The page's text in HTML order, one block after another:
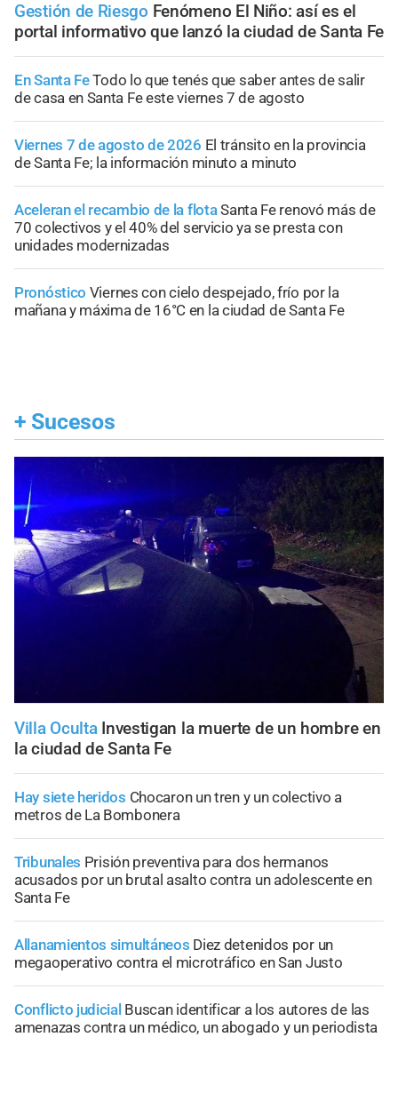
Gestión de Riesgo Fenómeno El Niño: así es el
portal informativo que lanzó la ciudad de Santa Fe
En Santa FeTodo lo que tenés que saber antes de salir
de casa en Santa Fe este viernes 7 de agosto
Viernes 7 de agosto de 2026 El tránsito en la provincia
de Santa Fe; la información minuto a minuto
Aceleran el recambio de la flotaSanta Fe renovó más de
70 colectivos y el 40% del servicio ya se presta con
unidades modernizadas
Pronóstico Viernes con cielo despejado, frío por la
mañana y máxima de 16°C en la ciudad de Santa Fe
+ Sucesos
Villa Oculta Investigan la muerte de un hombre en
la ciudad de Santa Fe
Hay siete heridos Chocaron un tren y un colectivo a
metros de La Bombonera
Tribunales Prisión preventiva para dos hermanos
acusados por un brutal asalto contra un adolescente en
Santa Fe
Allanamientos simultáneos Diez detenidos por un
megaoperativo contra el microtráfico en San Justo
Conflicto judicial Buscan identificar a los autores de las
amenazas contra un médico, un abogado y un periodista